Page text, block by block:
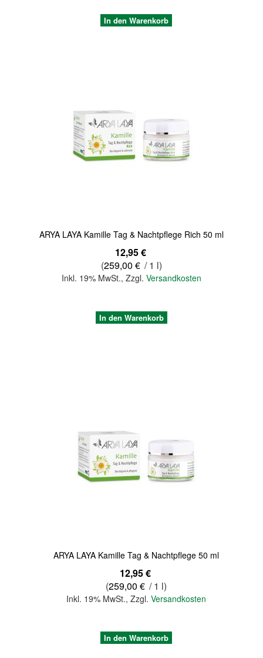
In den Warenkorb
ARYA LAYA Kamille Tag & Nachtpflege Rich 50 ml
12,95 €
(259,00 € / 1 l)
Inkl. 19% MwSt., Zzgl. Versandkosten
In den Warenkorb
ARYA LAYA Kamille Tag & Nachtpflege 50 ml
12,95 €
(259,00 € / 1 l)
Inkl. 19% MwSt.,Zzgl.Versandkosten
In den Warenkorb